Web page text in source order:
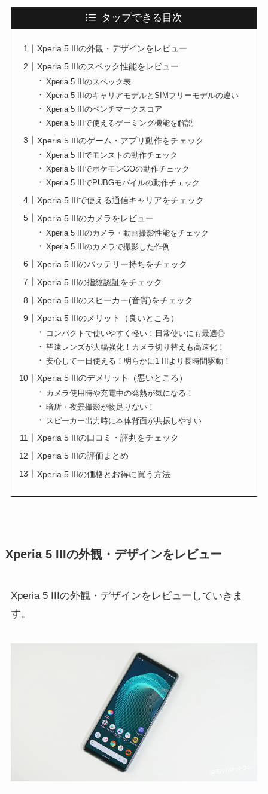
タップできる目次
Xperia 5 IIIの外観・デザインをレビュー
Xperia 5 IIIのスペック性能をレビュー
Xperia 5 IIIのスペック表
Xperia 5 IIIのキャリアモデルとSIMフリーモデルの違い
Xperia 5 IIIのベンチマークスコア
Xperia 5 IIIで使えるゲーミング機能を解説
Xperia 5 IIIのゲーム・アプリ動作をチェック
Xperia 5 IIIでモンストの動作チェック
Xperia 5 IIIでポケモンGOの動作チェック
Xperia 5 IIIでPUBGモバイルの動作チェック
Xperia 5 IIIで使える通信キャリアをチェック
Xperia 5 IIIのカメラをレビュー
Xperia 5 IIIのカメラ・動画撮影性能をチェック
Xperia 5 IIIのカメラで撮影した作例
Xperia 5 IIIのバッテリー持ちをチェック
Xperia 5 IIIの指紋認証をチェック
Xperia 5 IIIのスピーカー(音質)をチェック
Xperia 5 IIIのメリット（良いところ）
コンパクトで使いやすく軽い！日常使いにも最適◎
望遠レンズが大幅強化！カメラ切り替えも高速化！
安心して一日使える！明らかに1 IIIより長時間駆動！
Xperia 5 IIIのデメリット（悪いところ）
カメラ使用時や充電中の発熱が気になる！
暗所・夜景撮影が物足りない！
スピーカー出力時に本体背面が共振しやすい
Xperia 5 IIIの口コミ・評判をチェック
Xperia 5 IIIの評価まとめ
Xperia 5 IIIの価格とお得に買う方法
Xperia 5 IIIの外観・デザインをレビュー
Xperia 5 IIIの外観・デザインをレビューしていきま
す。